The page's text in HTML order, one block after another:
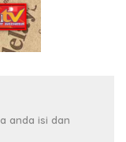
anda isi dan